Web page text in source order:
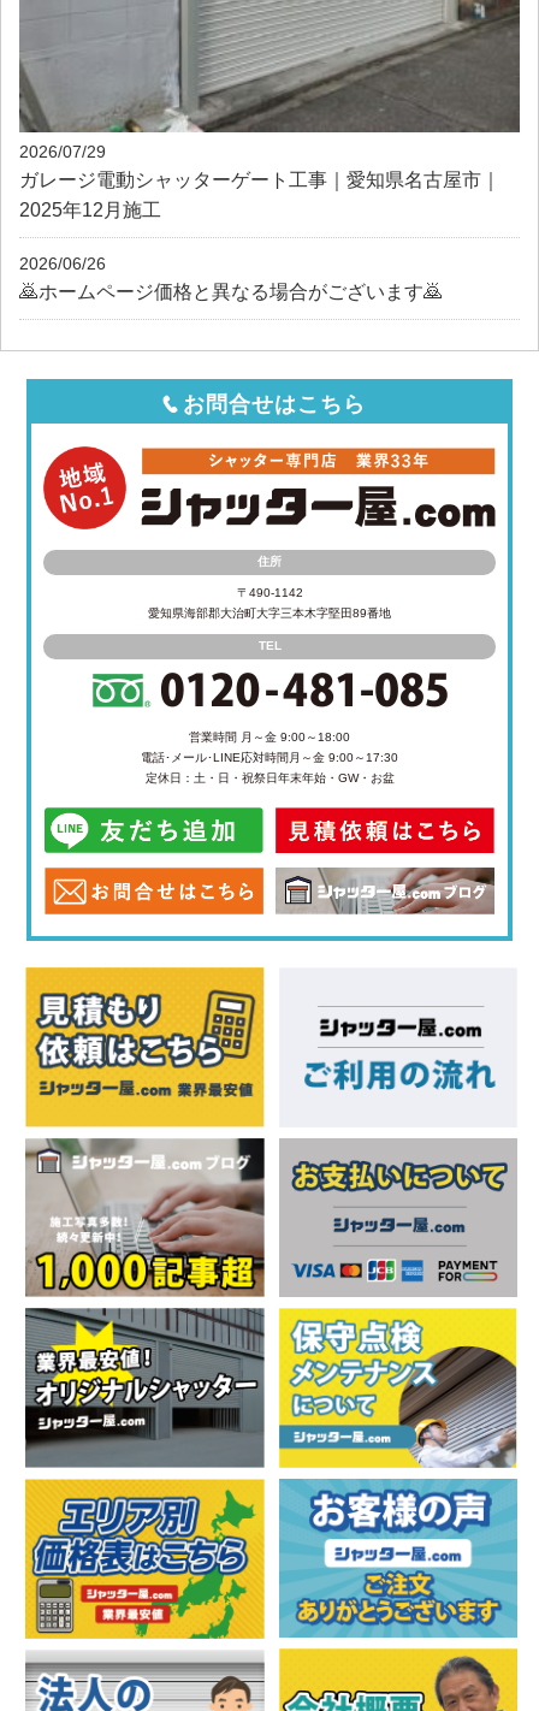
2026/07/29
ガレージ電動シャッターゲート工事｜愛知県名古屋市｜
2025年12月施工
2026/06/26
🙇ホームページ価格と異なる場合がございます🙇
お問合せはこちら
住所
〒490-1142
愛知県海部郡大治町大字三本木字堅田89番地
TEL
営業時間 月～金 9:00～18:00
電話･メール･LINE応対時間 月～金 9:00～17:30
定休日：土・日・祝祭日年末年始・GW・お盆